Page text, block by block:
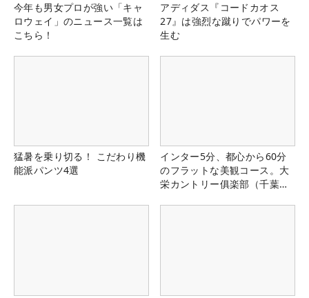
今年も男女プロが強い「キャ
ロウェイ」のニュース一覧は
こちら！
アディダス『コードカオス
27』は強烈な蹴りでパワーを
生む
猛暑を乗り切る！ こだわり機
能派パンツ4選
インター5分、都心から60分
のフラットな美観コース。大
栄カントリー俱楽部（千葉